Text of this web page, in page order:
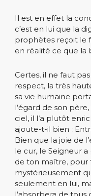
Il est en effet la
c’est en lui que la
prophètes reçoit le
en réalité ce que la
Certes, il ne faut
respect, la très
sa vie humaine
l’égard de son
ciel, il l’a plutôt
ajoute-t-il bien :
Bien que la joie de
le cur, le Seigneur
de ton maître,
mystérieusement
seulement en lui,